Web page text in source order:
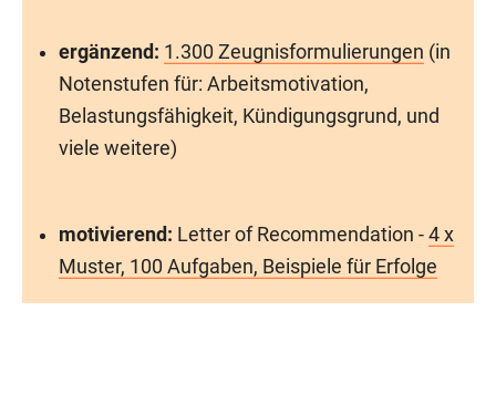
ergänzend: 1.300 Zeugnisformulierungen (in
Notenstufen für: Arbeitsmotivation,
Belastungsfähigkeit, Kündigungsgrund, und
viele weitere)
motivierend: Letter of Recommendation - 4 x
Muster, 100 Aufgaben, Beispiele für Erfolge